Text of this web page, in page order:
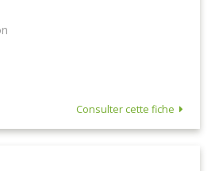
Consulter cette fiche